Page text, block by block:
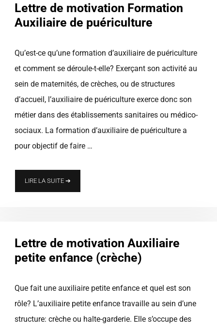
Lettre de motivation Formation
Auxiliaire de puériculture
Qu’est-ce qu’une formation d’auxiliaire de puériculture
et comment se déroule-t-elle? Exerçant son activité au
sein de maternités, de crèches, ou de structures
d’accueil, l’auxiliaire de puériculture exerce donc son
métier dans des établissements sanitaires ou médico-
sociaux. La formation d’auxiliaire de puériculture a
pour objectif de faire …
LIRE LA SUITE ➔
Lettre de motivation Auxiliaire
petite enfance (crèche)
Que fait une auxiliaire petite enfance et quel est son
rôle? L’auxiliaire petite enfance travaille au sein d’une
structure: crèche ou halte-garderie. Elle s’occupe des